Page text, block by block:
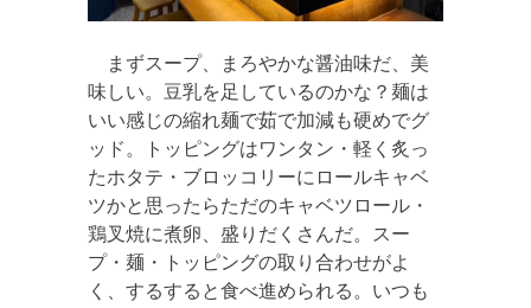
まずスープ、まろやかな醤油味だ、美
味しい。豆乳を足しているのかな？麺は
いい感じの縮れ麺で茹で加減も硬めでグ
ッド。トッピングはワンタン・軽く炙っ
たホタテ・ブロッコリーにロールキャベ
ツかと思ったらただのキャベツロール・
鶏叉焼に煮卵、盛りだくさんだ。スー
プ・麺・トッピングの取り合わせがよ
く、するすると食べ進められる。いつも